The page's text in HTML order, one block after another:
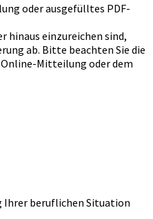
oder ausgefülltes PDF-
hinaus einzureichen sind,
ab. Bitte beachten Sie die
Mitteilung oder dem
Ihrer beruflichen Situation